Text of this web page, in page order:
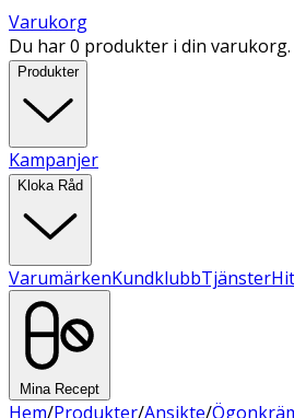
Varukorg
Du har 0 produkter i din varukorg.
Produkter
Kampanjer
Kloka Råd
VarumärkenKundklubbTjänster
Mina Recept
Hem/Produkter/Ansikte/